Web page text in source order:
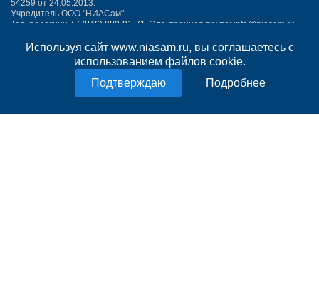
Используя сайт www.niasam.ru, вы соглашаетесь с
использованием файлов cookie.
Подробнее
54259 от 24.05.2013.
Учредитель ООО "НИАСам".
Тел. редакции +7 (846) 990-91-71. Электронная почта: info@niasam.ru
Написать письмо
Политика конфиденциальности
18+